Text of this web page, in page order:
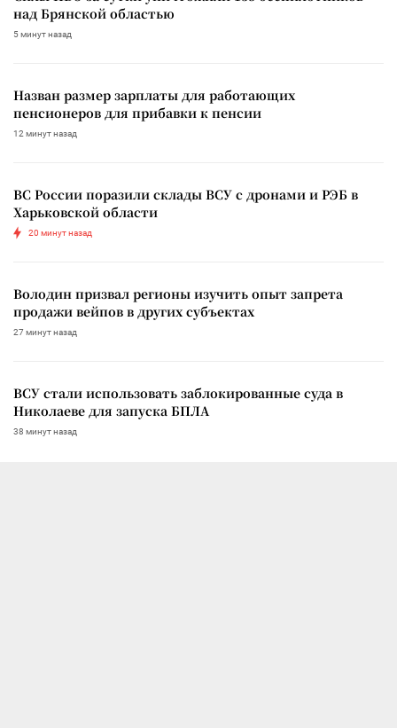
над Брянской областью
5 минут назад
Назван размер зарплаты для работающих
пенсионеров для прибавки к пенсии
12 минут назад
ВС России поразили склады ВСУ с дронами и РЭБ в
Харьковской области
20 минут назад
Володин призвал регионы изучить опыт запрета
продажи вейпов в других субъектах
27 минут назад
ВСУ стали использовать заблокированные суда в
Николаеве для запуска БПЛА
38 минут назад